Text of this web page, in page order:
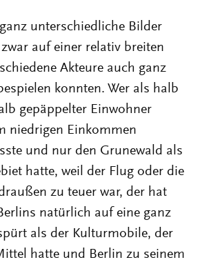
unterschiedliche Bilder
auf einer relativ breiten
Akteure auch ganz
konnten. Wer als halb
gepäppelter Einwohner
niedrigen Einkommen
und nur den Grunewald als
hatte, weil der Flug oder die
zu teuer war, der hat
natürlich auf eine ganz
als der Kulturmobile, der
hatte und Berlin zu seinem